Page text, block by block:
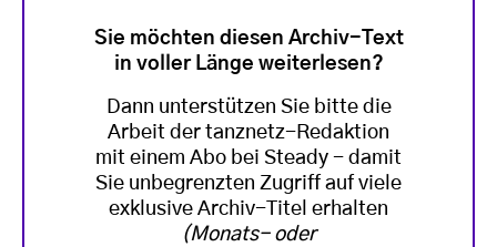
Sie möchten diesen Archiv-Text
in voller Länge weiterlesen?
Dann unterstützen Sie bitte die
Arbeit der tanznetz-Redaktion
mit einem Abo bei Steady - damit
Sie unbegrenzten Zugriff auf viele
exklusive Archiv-Titel erhalten
(Monats- oder